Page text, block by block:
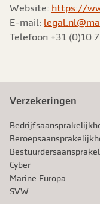
Website: https://
E-mail:
Telefoon +31 (0)10
Verzekeringen
Cyber
Marine Europa
SVW